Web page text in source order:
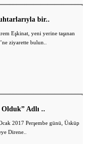
bir..
Eşkinat, yeni yerine taşınan
ziyarette bulun..
Adlı ..
2017 Perşembe günü, Üsküp
Direne..